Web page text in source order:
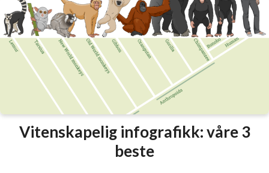
Vitenskapelig infografikk: våre 3
beste